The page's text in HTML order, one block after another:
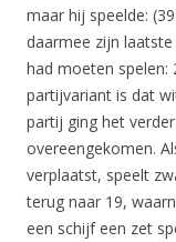
maar hij speelde:
daarmee zijn
had moeten spelen:
partijvariant is dat
partij ging het
overeengekomen.
verplaatst, speelt
terug naar 19,
een schijf een zet